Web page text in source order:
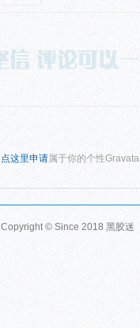
点这里申请 属于你的个性
Copyright © Since 2018 黑胶迷